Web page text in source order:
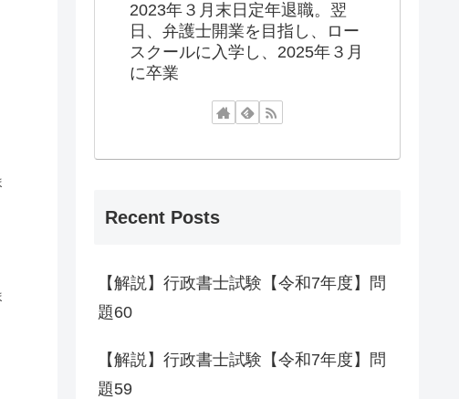
2023年３月末日定年退職。翌
日、弁護士開業を目指し、ロー
スクールに入学し、2025年３月
に卒業
Recent Posts
【解説】行政書士試験【令和7年度】問
題60
【解説】行政書士試験【令和7年度】問
題59